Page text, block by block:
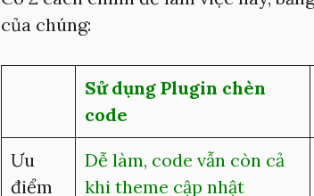
của chúng:
Sử dụng Plugin chèn
code
Ưu
điểm
Dễ làm, code vẫn còn cả
khi theme cập nhật